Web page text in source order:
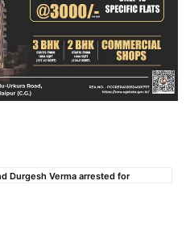
Durgesh Verma arrested for